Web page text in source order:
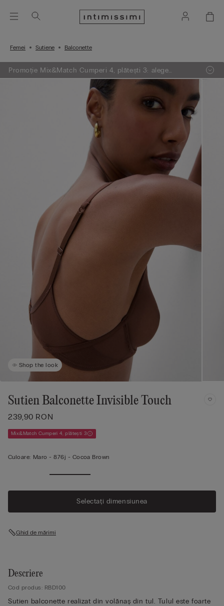
Femei Sutiene Balconette
Promoție Mix&Match Cumperi 4, plătești 3: alege
articolele preferate din tricotaje, pijamale și furouri,
adaugă 4 în coșul de cumpărături și plătești doar 3.
Shop the look
Sutien Balconette Invisible Touch
239,90 RON
Mix&Match Cumperi 4, plătești 3
Culoare: Maro -876j - Cocoa Brown
Selectați dimensiunea
Ghid de mărimi
Descriere
Cod produs: RBD100
Sutien balconette realizat din volănaș din tul. Tulul este foarte